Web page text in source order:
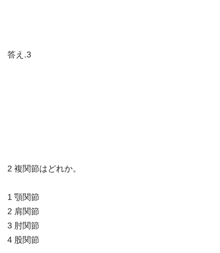
答え.3
2 複関節はどれか。
1 顎関節
2 肩関節
3 肘関節
4 股関節